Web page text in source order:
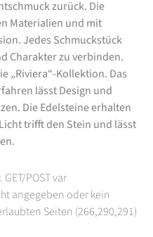
zurück. Die
Materialien und mit
Jedes Schmuckstück
Charakter zu verbinden.
„Riviera“-Kollektion. Das
lässt Design und
Die Edelsteine erhalten
trifft den Stein und lässt
POST var
angegeben oder kein
Seiten (266,290,291)